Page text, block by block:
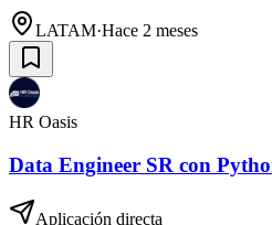
LATAM·Hace 2 meses
HR Oasis
Data Engineer SR con
Aplicación directa